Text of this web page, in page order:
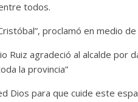
todos.
proclamó en medio
Ruiz agradeció al alcalde por
la provincia”
Dios para que cuide este